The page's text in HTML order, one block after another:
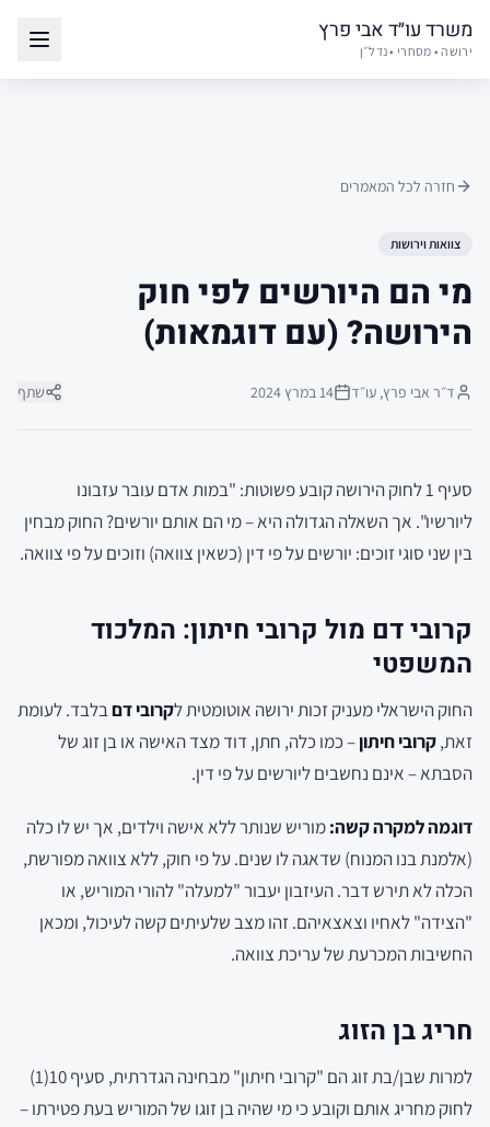
משרד עו״ד אבי פרץ
ירושה • מסחרי • נדל״ן
חזרה לכל המאמרים
צוואות וירושות
מי הם היורשים לפי חוק
הירושה? (עם דוגמאות)
ד״ר אבי פרץ, עו״ד 14 במרץ 2024 שתף
סעיף 1 לחוק הירושה קובע פשוטות: "במות אדם עובר עזבונו
ליורשיו". אך השאלה הגדולה היא – מי הם אותם יורשים? החוק מבחין
בין שני סוגי זוכים: יורשים על פי דין (כשאין צוואה) וזוכים על פי צוואה.
קרובי דם מול קרובי חיתון: המלכוד
המשפטי
החוק הישראלי מעניק זכות ירושה אוטומטית לקרובי דםבלבד. לעומת
זאת,קרובי חיתון– כמו כלה, חתן, דוד מצד האישה או בן זוג של
הסבתא – אינם נחשבים ליורשים על פי דין.
דוגמה למקרה קשה:מוריש שנותר ללא אישה וילדים, אך יש לו כלה
(אלמנת בנו המנוח) שדאגה לו שנים. על פי חוק, ללא צוואה מפורשת,
הכלה לא תירש דבר. העיזבון יעבור "למעלה" להורי המוריש, או
"הצידה" לאחיו וצאצאיהם. זהו מצב שלעיתים קשה לעיכול, ומכאן
החשיבות המכרעת של עריכת צוואה.
חריג בן הזוג
למרות שבן/בת זוג הם "קרובי חיתון" מבחינה הגדרתית, סעיף 10(1)
לחוק מחריג אותם וקובע כי מי שהיה בן זוגו של המוריש בעת פטירתו –